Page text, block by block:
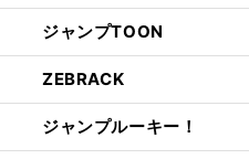
ジャンプTOON
ZEBRACK
ジャンプルーキー！